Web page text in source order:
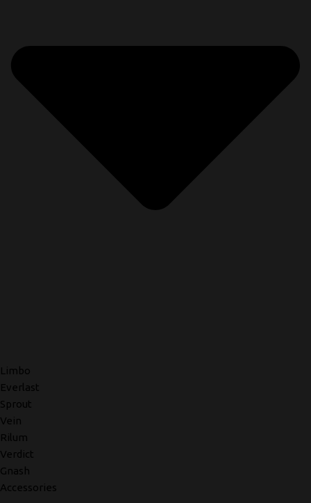
Limbo
Everlast
Sprout
Vein
Rilum
Verdict
Gnash
Accessories